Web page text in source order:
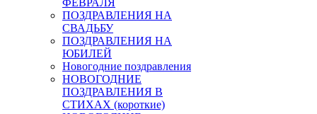
ПОЗДРАВЛЕНИЯ НА
СВАДЬБУ
ПОЗДРАВЛЕНИЯ НА
ЮБИЛЕЙ
Новогодние поздравления
НОВОГОДНИЕ
ПОЗДРАВЛЕНИЯ В
СТИХАХ (короткие)